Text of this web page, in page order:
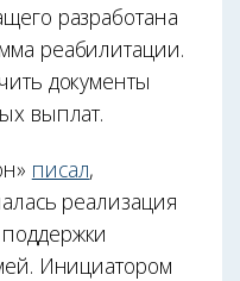
разработана
реабилитации.
документы
выплат.
писал,
реализация
Инициатором